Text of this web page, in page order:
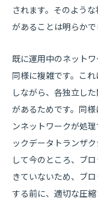
されます。そのよう
があることは明らかで
既に運用中のネット
同様に複雑です。こ
しながら、各独立し
があるためです。同
ンネットワークが処
ックデータトランザ
して今のところ、ブ
きていないため、ブ
する前に、適切な圧